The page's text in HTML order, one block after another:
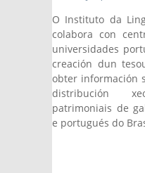
O Instituto da
colabora con
universidades
creación dun
obter información
distribución
patrimoniais de
e portugués do